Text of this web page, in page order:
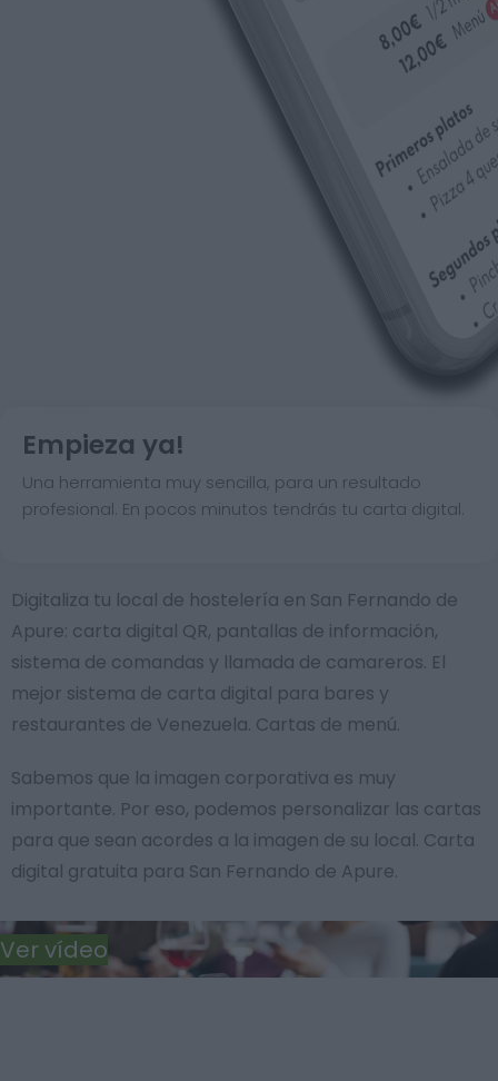
Empieza ya!
Una herramienta muy sencilla, para un resultado
profesional. En pocos minutos tendrás tu carta digital.
Digitaliza tu local de hostelería en San Fernando de
Apure: carta digital QR, pantallas de información,
sistema de comandas y llamada de camareros. El
mejor sistema de carta digital para bares y
restaurantes de Venezuela. Cartas de menú.
Sabemos que la imagen corporativa es muy
importante. Por eso, podemos personalizar las cartas
para que sean acordes a la imagen de su local. Carta
digital gratuita para San Fernando de Apure.
Ver vídeo